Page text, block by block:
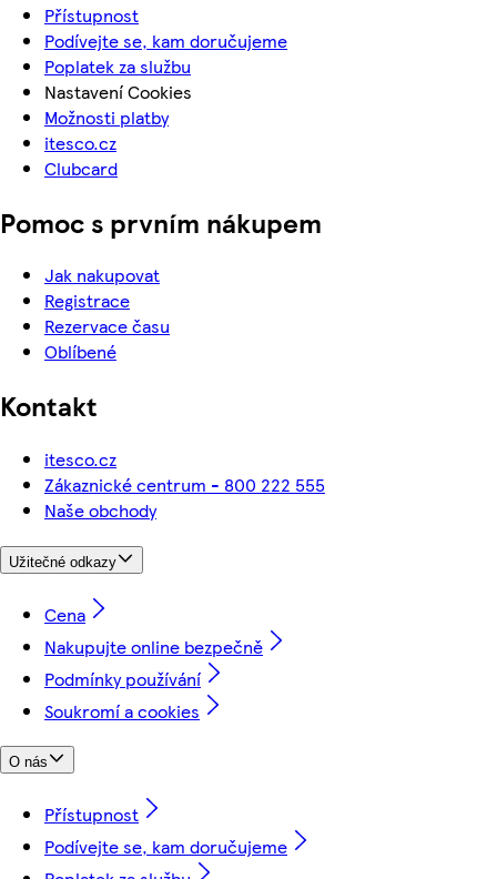
Přístupnost
Podívejte se, kam doručujeme
Poplatek za službu
Nastavení Cookies
Možnosti platby
itesco.cz
Clubcard
Pomoc s prvním nákupem
Jak nakupovat
Registrace
Rezervace času
Oblíbené
Kontakt
itesco.cz
Zákaznické centrum - 800 222 555
Naše obchody
Užitečné odkazy
Cena
Nakupujte online bezpečně
Podmínky používání
Soukromí a cookies
O nás
Přístupnost
Podívejte se, kam doručujeme